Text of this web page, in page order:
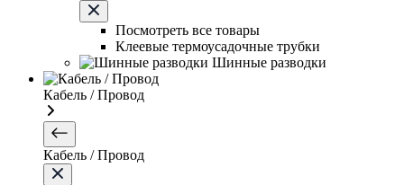
Посмотреть все товары
Клеевые термоусадочные трубки
Шинные разводки
Кабель / Провод
Кабель / Провод